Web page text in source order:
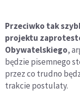
Przeciwko tak
projektu
Obywatelskiego,
będzie pisemnego
przez co trudno
trakcie postulaty.